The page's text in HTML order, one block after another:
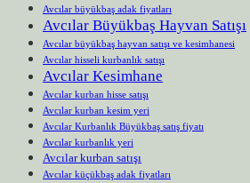
Avcılar büyükbaş adak fiyatları
Avcılar Büyükbaş Hayvan Satışı
Avcılar büyükbaş hayvan satışı ve kesimhanesi
Avcılar hisseli kurbanlık satışı
Avcılar Kesimhane
Avcılar kurban hisse satışı
Avcılar kurban kesim yeri
Avcılar Kurbanlık Büyükbaş satış fiyatı
Avcılar kurbanlık yeri
Avcılar kurban satışı
Avcılar küçükbaş adak fiyatları